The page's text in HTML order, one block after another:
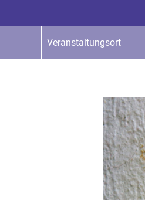
Veranstaltungsort